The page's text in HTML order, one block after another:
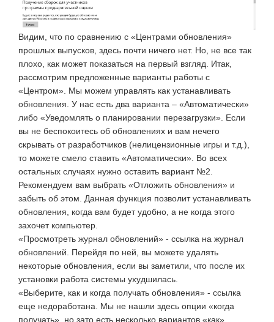
Видим, что по сравнению с «Центрами обновления»
прошлых выпусков, здесь почти ничего нет. Но, не все так
плохо, как может показаться на первый взгляд. Итак,
рассмотрим предложенные варианты работы с
«Центром». Мы можем управлять как устанавливать
обновления. У нас есть два варианта – «Автоматически»
либо «Уведомлять о планировании перезагрузки». Если
вы не беспокоитесь об обновлениях и вам нечего
скрывать от разработчиков (нелицензионные игры и т.д.),
то можете смело ставить «Автоматически». Во всех
остальных случаях нужно оставить вариант №2.
Рекомендуем вам выбрать «Отложить обновления» и
забыть об этом. Данная функция позволит устанавливать
обновления, когда вам будет удобно, а не когда этого
захочет компьютер.
«Просмотреть журнал обновлений» - ссылка на журнал
обновлений. Перейдя по ней, вы можете удалять
некоторые обновления, если вы заметили, что после их
установки работа системы ухудшилась.
«Выберите, как и когда получать обновления» - ссылка
еще недоработана. Мы не нашли здесь опции «когда
получать», но зато есть несколько вариантов «как».